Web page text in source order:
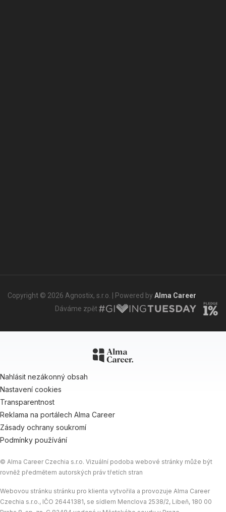
Copyright © 2026 Agnostix, s.r.o. | Powered by Alma Career
Dáváme zpět
Nahlásit nezákonný obsah
Nastavení cookies
Transparentnost
Reklama na portálech Alma Career
Zásady ochrany soukromí
Podmínky používání
© Alma Career Czechia s.r.o. Vizuální podoba webové stránky může být
rovněž předmětem autorských práv třetích stran
Webovou stránku stránku pro klienta vytvořila a provozuje Alma Career
Czechia s.r.o., IČO 26441381, se sídlem Menclova 2538/2, Libeň, 180 00